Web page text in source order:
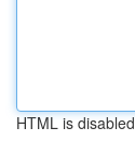
HTML is disabled